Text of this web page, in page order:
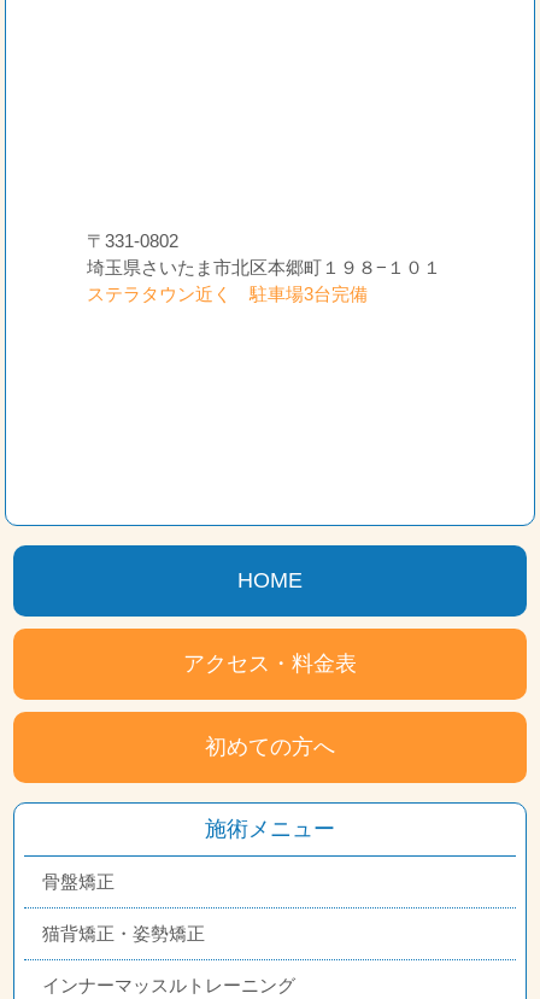
〒331-0802
埼玉県さいたま市北区本郷町１９８−１０１
ステラタウン近く 駐車場3台完備
HOME
アクセス・料金表
初めての方へ
施術メニュー
骨盤矯正
猫背矯正・姿勢矯正
インナーマッスルトレーニング